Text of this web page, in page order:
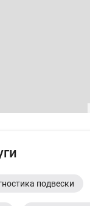
подвески